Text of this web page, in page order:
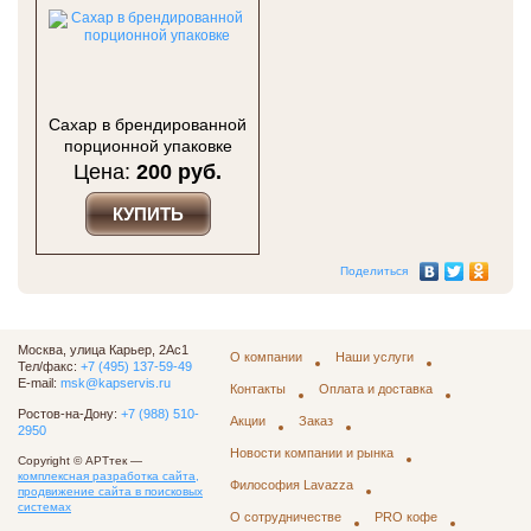
Сахар в брендированной
порционной упаковке
Цена: 200 руб.
КУПИТЬ
Поделиться
О компании Наши услуги
Контакты Оплата и доставка
Акции Заказ
Новости компании и рынка
Философия Lavazza
О сотрудничестве PRO кофе
Москва, улица Карьер, 2Ас1
Тел/факс: +7 (495) 137-59-49
E-mail: msk@kapservis.ru
Ростов-на-Дону: +7 (988) 510-
2950
Copyright © АРТтек —
комплексная разработка сайта,
продвижение сайта в поисковых
системах